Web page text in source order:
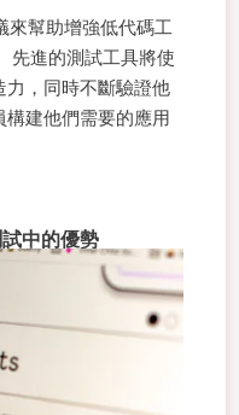
來幫助增強低代碼工
先進的測試工具將使
力，同時不斷驗證他
建他們需要的應用
中的優勢